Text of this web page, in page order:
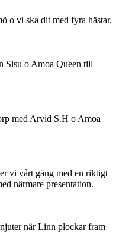
o vi ska dit med fyra hästar.
Sisu o Amoa Queen till
med Arvid S.H o Amoa
vi vårt gäng med en riktigt
närmare presentation.
när Linn plockar fram